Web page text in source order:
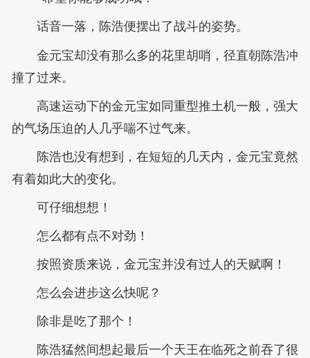
话音一落，陈浩便摆出了战斗的姿势。
金元宝却没有那么多的花里胡哨，径直朝陈浩冲
撞了过来。
高速运动下的金元宝如同重型推土机一般，强大
的气场压迫的人几乎喘不过气来。
陈浩也没有想到，在短短的几天内，金元宝竟然
有着如此大的变化。
可仔细想想！
怎么都有点不对劲！
按照资质来说，金元宝并没有过人的天赋啊！
怎么会进步这么快呢？
除非是吃了那个！
陈浩猛然间想起最后一个天王在临死之前吞了很